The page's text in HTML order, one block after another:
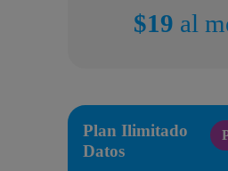
$19 al
Plan Ilimitado
Datos